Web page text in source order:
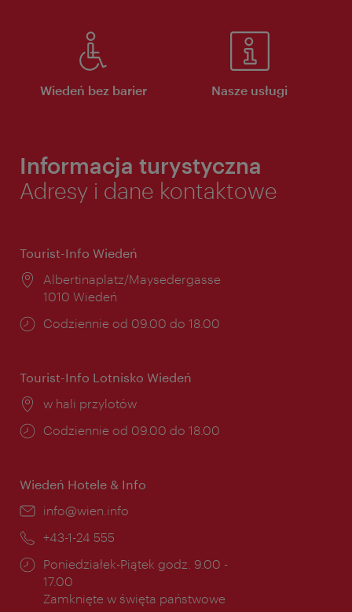
Wiedeń bez barier Nasze usługi
Informacja turystyczna
Adresy i dane kontaktowe
Tourist-Info Wiedeń
Miejsce:
Albertinaplatz/Maysedergasse
1010 Wiedeń
Godziny
Codziennie od 09.00 do 18.00
Tourist-Info Lotnisko Wiedeń
Miejsce:
w hali przylotów
Godziny
Codziennie od 09.00 do 18.00
Wiedeń Hotele & Info
E-
info@wien.info
Telefon:
+43-1-24 555
Godziny
otwarcia:
Poniedziałek-Piątek godz. 9.00 -
17.00
Zamknięte w święta państwowe